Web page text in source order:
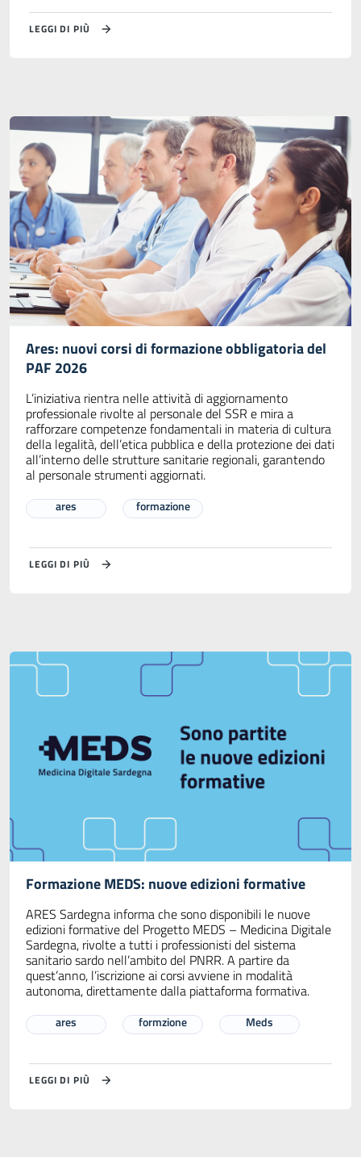
LEGGI DI PIÙ
Ares: nuovi corsi di formazione obbligatoria del
PAF 2026
L’iniziativa rientra nelle attività di aggiornamento
professionale rivolte al personale del SSR e mira a
rafforzare competenze fondamentali in materia di cultura
della legalità, dell’etica pubblica e della protezione dei dati
all’interno delle strutture sanitarie regionali, garantendo
al personale strumenti aggiornati.
ares formazione
LEGGI DI PIÙ
Formazione MEDS: nuove edizioni formative
ARES Sardegna informa che sono disponibili le nuove
edizioni formative del Progetto MEDS – Medicina Digitale
Sardegna, rivolte a tutti i professionisti del sistema
sanitario sardo nell’ambito del PNRR. A partire da
quest’anno, l’iscrizione ai corsi avviene in modalità
autonoma, direttamente dalla piattaforma formativa.
ares formzione Meds
LEGGI DI PIÙ